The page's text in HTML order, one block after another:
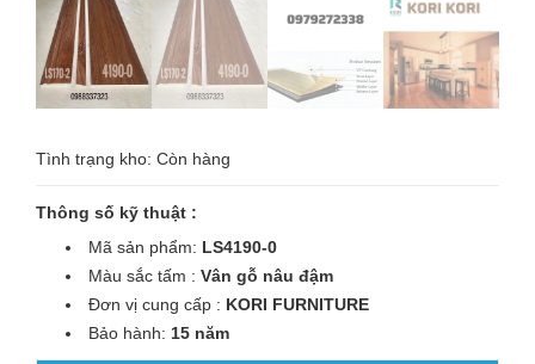
Tình trạng kho: Còn hàng
Thông số kỹ thuật :
Mã sản phẩm: LS4190-0
Màu sắc tấm : Vân gỗ nâu đậm
Đơn vị cung cấp : KORI FURNITURE
Bảo hành: 15 năm